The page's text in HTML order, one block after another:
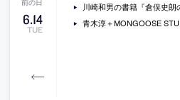
6.14
TUE
川崎和男の書籍『倉俣史朗
青木淳＋MONGOOSE STUDIO